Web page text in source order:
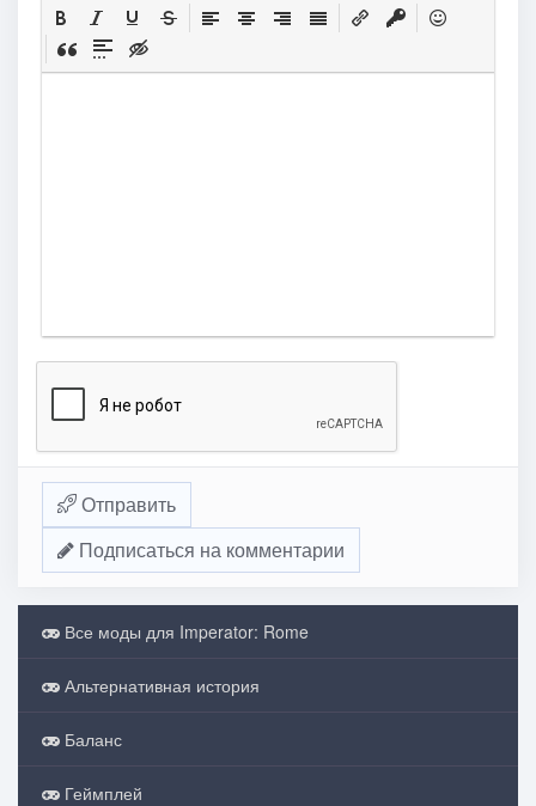
Отправить
Подписаться на комментарии
Все моды для Imperator: Rome
Альтернативная история
Баланс
Геймплей